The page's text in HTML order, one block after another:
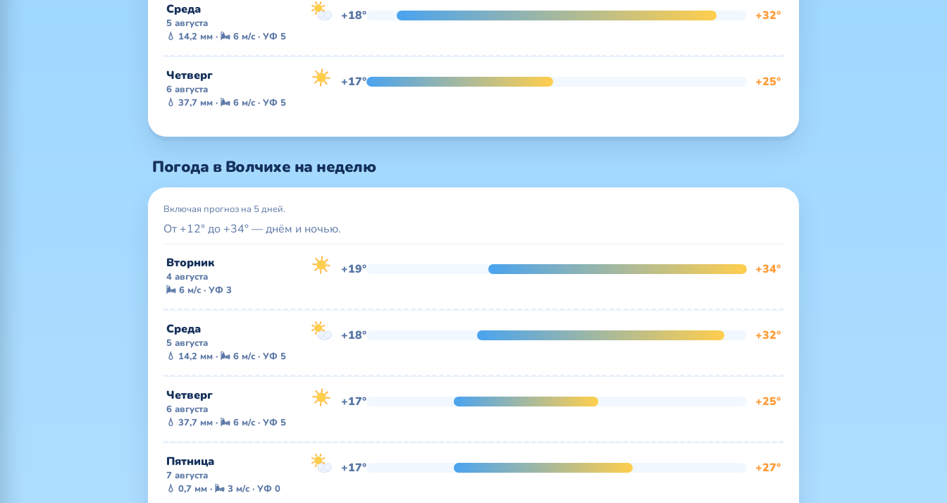
Среда
5 августа +18° +32°
💧 14,2 мм · 🌬 6 м/с · УФ 5
Четверг
6 августа +17° +25°
💧 37,7 мм · 🌬 6 м/с · УФ 5
Погода в Волчихе на неделю
Включая прогноз на 5 дней.
От +12° до +34° — днём и ночью.
Вторник
4 августа +19° +34°
🌬 6 м/с · УФ 3
Среда
5 августа +18° +32°
💧 14,2 мм · 🌬 6 м/с · УФ 5
Четверг
6 августа +17° +25°
💧 37,7 мм · 🌬 6 м/с · УФ 5
Пятница
7 августа +17° +27°
💧 0,7 мм · 🌬 3 м/с · УФ 0